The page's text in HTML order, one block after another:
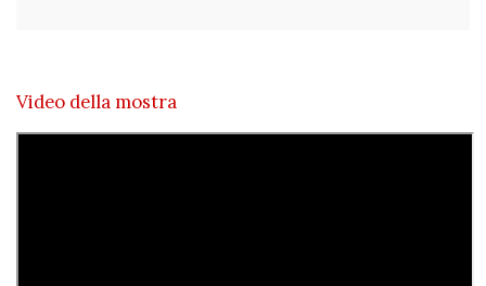
Video della mostra